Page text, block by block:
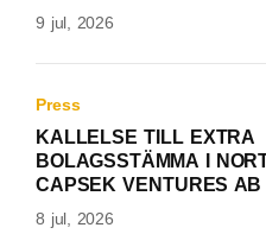
9 jul, 2026
Press
KALLELSE TILL EXTRA
BOLAGSSTÄMMA I
CAPSEK VENTURES AB
8 jul, 2026